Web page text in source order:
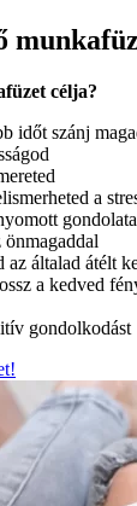
célja?
időt szánj
a
önmagaddal
az általad átélt
a kedved
gondolkodást